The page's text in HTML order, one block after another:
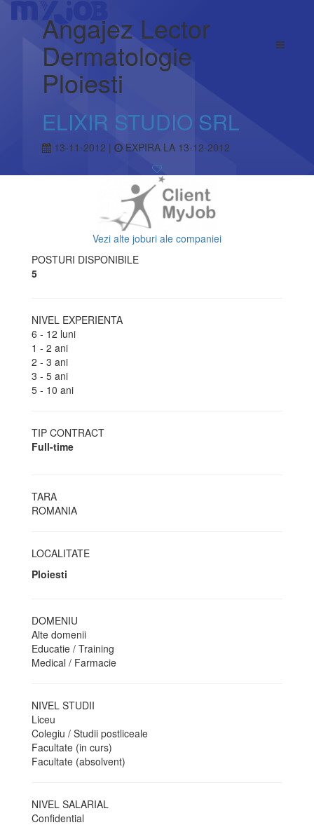
Angajez Lector
Dermatologie
Ploiesti
ELIXIR STUDIO SRL
13-11-2012 | EXPIRA LA 13-12-2012
Vezi alte joburi ale companiei
POSTURI DISPONIBILE
5
NIVEL EXPERIENTA
6 - 12 luni
1 - 2 ani
2 - 3 ani
3 - 5 ani
5 - 10 ani
TIP CONTRACT
Full-time
TARA
ROMANIA
LOCALITATE
Ploiesti
DOMENIU
Alte domenii
Educatie / Training
Medical / Farmacie
NIVEL STUDII
Liceu
Colegiu / Studii postliceale
Facultate (in curs)
Facultate (absolvent)
NIVEL SALARIAL
Confidential